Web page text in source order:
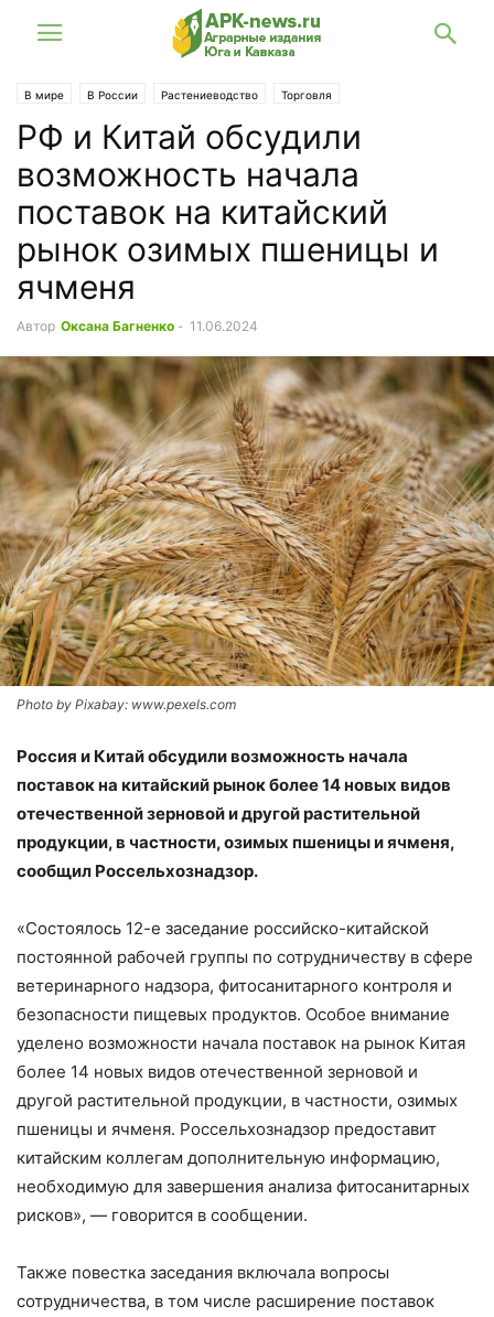
В мире В России Растениеводство Торговля
РФ и Китай обсудили
возможность начала
поставок на китайский
рынок озимых пшеницы и
ячменя
Автор Оксана Багненко - 11.06.2024
Photo by Pixabay: www.pexels.com
Россия и Китай обсудили возможность начала
поставок на китайский рынок более 14 новых видов
отечественной зерновой и другой растительной
продукции, в частности, озимых пшеницы и ячменя,
сообщил Россельхознадзор.
«Состоялось 12-е заседание российско-китайской
постоянной рабочей группы по сотрудничеству в сфере
ветеринарного надзора, фитосанитарного контроля и
безопасности пищевых продуктов. Особое внимание
уделено возможности начала поставок на рынок Китая
более 14 новых видов отечественной зерновой и
другой растительной продукции, в частности, озимых
пшеницы и ячменя. Россельхознадзор предоставит
китайским коллегам дополнительную информацию,
необходимую для завершения анализа фитосанитарных
рисков», — говорится в сообщении.
Также повестка заседания включала вопросы
сотрудничества, в том числе расширение поставок